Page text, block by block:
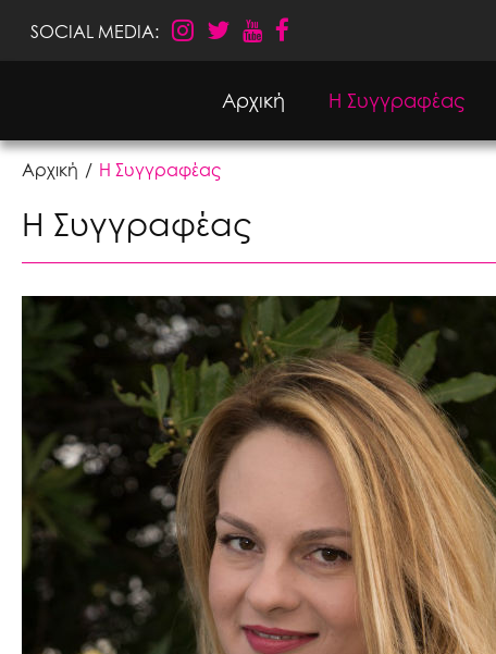
SOCIAL MEDIA:
Αρχική Η Συγγραφέας
Αρχική Η Συγγραφέας
Η Συγγραφέας